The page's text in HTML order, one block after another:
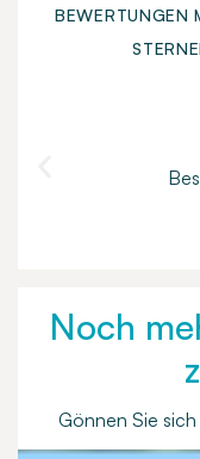
Noch
Gönnen Sie sich